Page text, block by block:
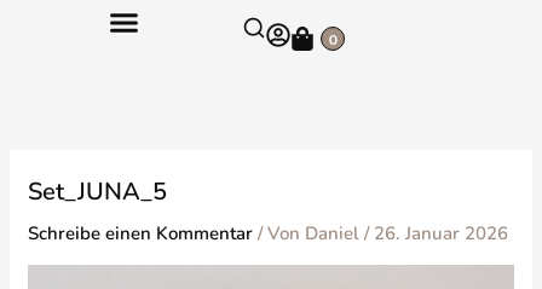
0
Warenkorb
Set_JUNA_5
Schreibe einen Kommentar / Von Daniel/ 26. Januar 2026